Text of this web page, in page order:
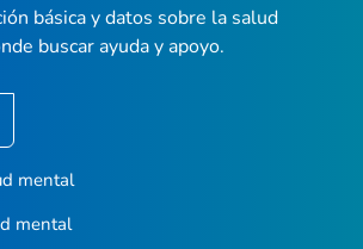
básica y datos sobre la salud
buscar ayuda y apoyo.
mental
mental